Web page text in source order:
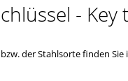
-
der Stahlsorte finden